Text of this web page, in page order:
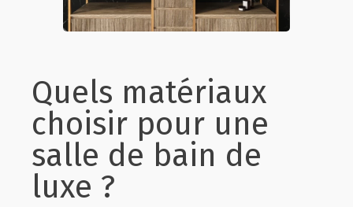
Quels matériaux
choisir pour une
salle de bain de
luxe ?